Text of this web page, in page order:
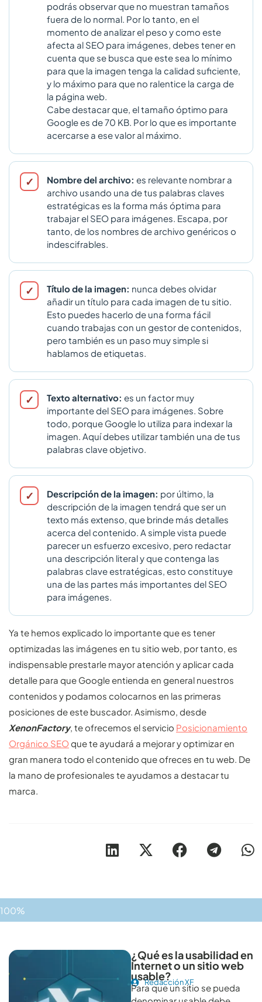
podrás observar que no muestran tamaños
fuera de lo normal. Por lo tanto, en el
momento de analizar el peso y como este
afecta al SEO para imágenes, debes tener en
cuenta que se busca que este sea lo mínimo
para que la imagen tenga la calidad suficiente,
y lo máximo para que no ralentice la carga de
la página web.
Cabe destacar que, el tamaño óptimo para
Google es de 70 KB. Por lo que es importante
acercarse a ese valor al máximo.
Nombre del archivo: es relevante nombrar a
archivo usando una de tus palabras claves
estratégicas es la forma más óptima para
trabajar el SEO para imágenes. Escapa, por
tanto, de los nombres de archivo genéricos o
indescifrables.
Título de la imagen: nunca debes olvidar
añadir un título para cada imagen de tu sitio.
Esto puedes hacerlo de una forma fácil
cuando trabajas con un gestor de contenidos,
pero también es un paso muy simple si
hablamos de etiquetas.
Texto alternativo: es un factor muy
importante del SEO para imágenes. Sobre
todo, porque Google lo utiliza para indexar la
imagen. Aquí debes utilizar también una de tus
palabras clave objetivo.
Descripción de la imagen: por último, la
descripción de la imagen tendrá que ser un
texto más extenso, que brinde más detalles
acerca del contenido. A simple vista puede
parecer un esfuerzo excesivo, pero redactar
una descripción literal y que contenga las
palabras clave estratégicas, esto constituye
una de las partes más importantes del SEO
para imágenes.
Ya te hemos explicado lo importante que es tener
optimizadas las imágenes en tu sitio web, por tanto, es
indispensable prestarle mayor atención y aplicar cada
detalle para que Google entienda en general nuestros
contenidos y podamos colocarnos en las primeras
posiciones de este buscador. Asimismo, desde
XenonFactory, te ofrecemos el servicio Posicionamiento
Orgánico SEOque te ayudará a mejorar y optimizar en
gran manera todo el contenido que ofreces en tu web. De
la mano de profesionales te ayudamos a destacar tu
marca.
100%
¿Qué es la usabilidad en
Internet o un sitio web
usable?
Redacción XF
Para que un sitio se pueda